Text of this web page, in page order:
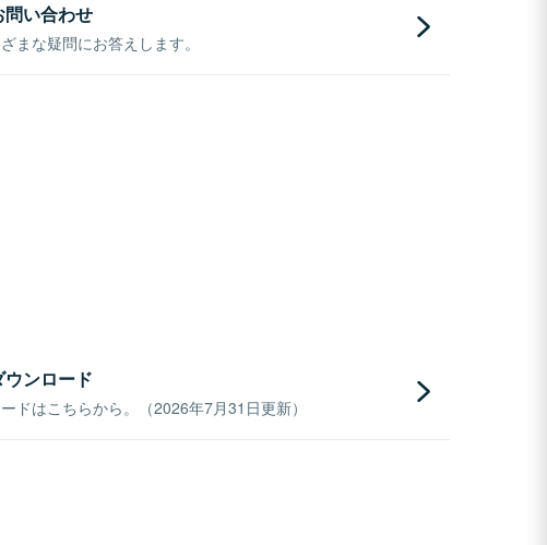
問い合わせ
まな疑問にお答えします。
ンロード
ドはこちらから。（2026年7月31日更新）